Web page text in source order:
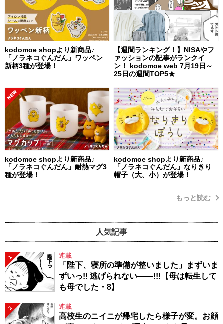
kodomoe shopより新商品♪
「ノラネコぐんだん」ワッペン
新柄3種が登場！
【週間ランキング！】NISAやフ
ァッションの記事がランクイ
ン！ kodomoe web 7月19日～
25日の週間TOP5★
kodomoe shopより新商品♪
「ノラネコぐんだん」耐熱マグ3
種が登場！
kodomoe shopより新商品♪
「ノラネコぐんだん」なりきり
帽子（大、小）が登場！
もっと読む
人気記事
1 連載
「陛下、寝所の準備が整いました」まずいま
ずいっ!! 逃げられない――!!!【母は転生して
も母でした・8】
2 連載
高校生のニイニが帰宅したら様子が変。お顔